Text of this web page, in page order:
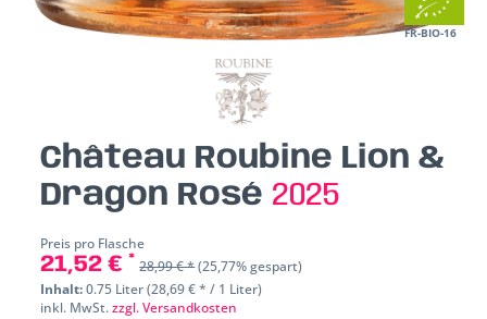
FR-BIO-16
Château Roubine Lion &
Dragon Rosé 2025
Preis pro Flasche
21,52 € * 28,99 € *(25,77% gespart)
Inhalt:0.75 Liter (28,69 € * / 1 Liter)
inkl. MwSt.zzgl. Versandkosten